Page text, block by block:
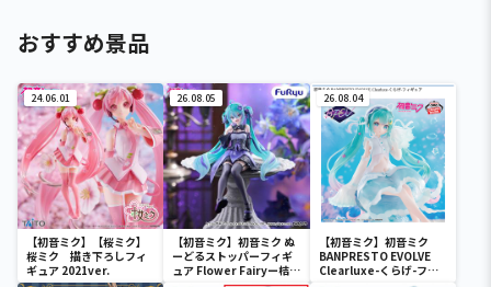
おすすめ景品
24.06.01
【初音ミク】【桜ミク】
桜ミク 描き下ろしフィ
ギュア 2021ver.
26.08.05
【初音ミク】初音ミク ぬ
ーどるストッパーフィギ
ュア Flower Fairyー桔梗
26.08.04
【初音ミク】初音ミク
BANPRESTO EVOLVE
Clearluxe-くらげ-フィ